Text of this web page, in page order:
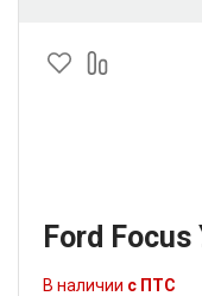
Ford
В наличии с ПТС